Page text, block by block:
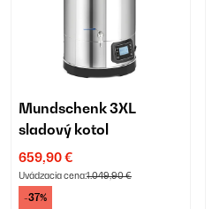
Mundschenk 3XL
sladový kotol
659,90 €
Uvádzacia cena:1.049,90 €
-37%